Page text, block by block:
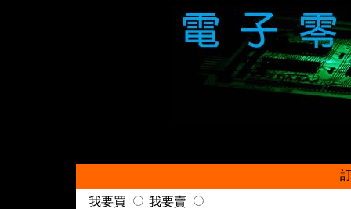
我要買
我要賣